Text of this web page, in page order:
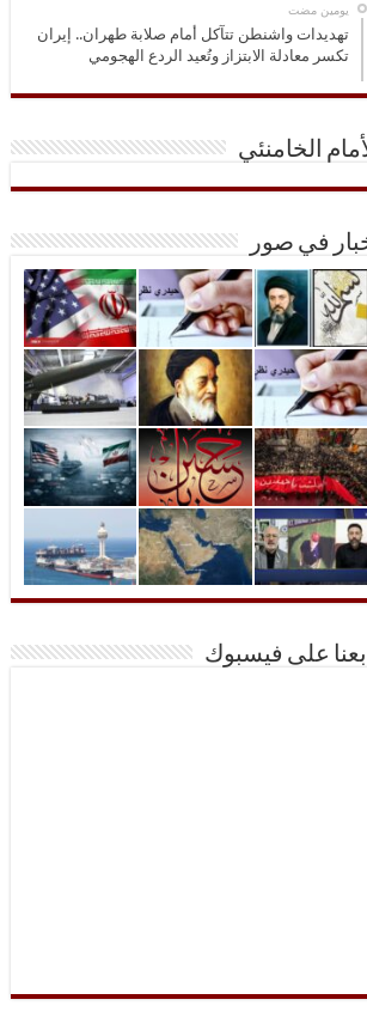
‏يومين مضت
تهديدات واشنطن تتآكل أمام صلابة طهران.. إيران
تكسر معادلة الابتزاز وتُعيد الردع الهجومي
الخامنئي
في صور
على فيسبوك